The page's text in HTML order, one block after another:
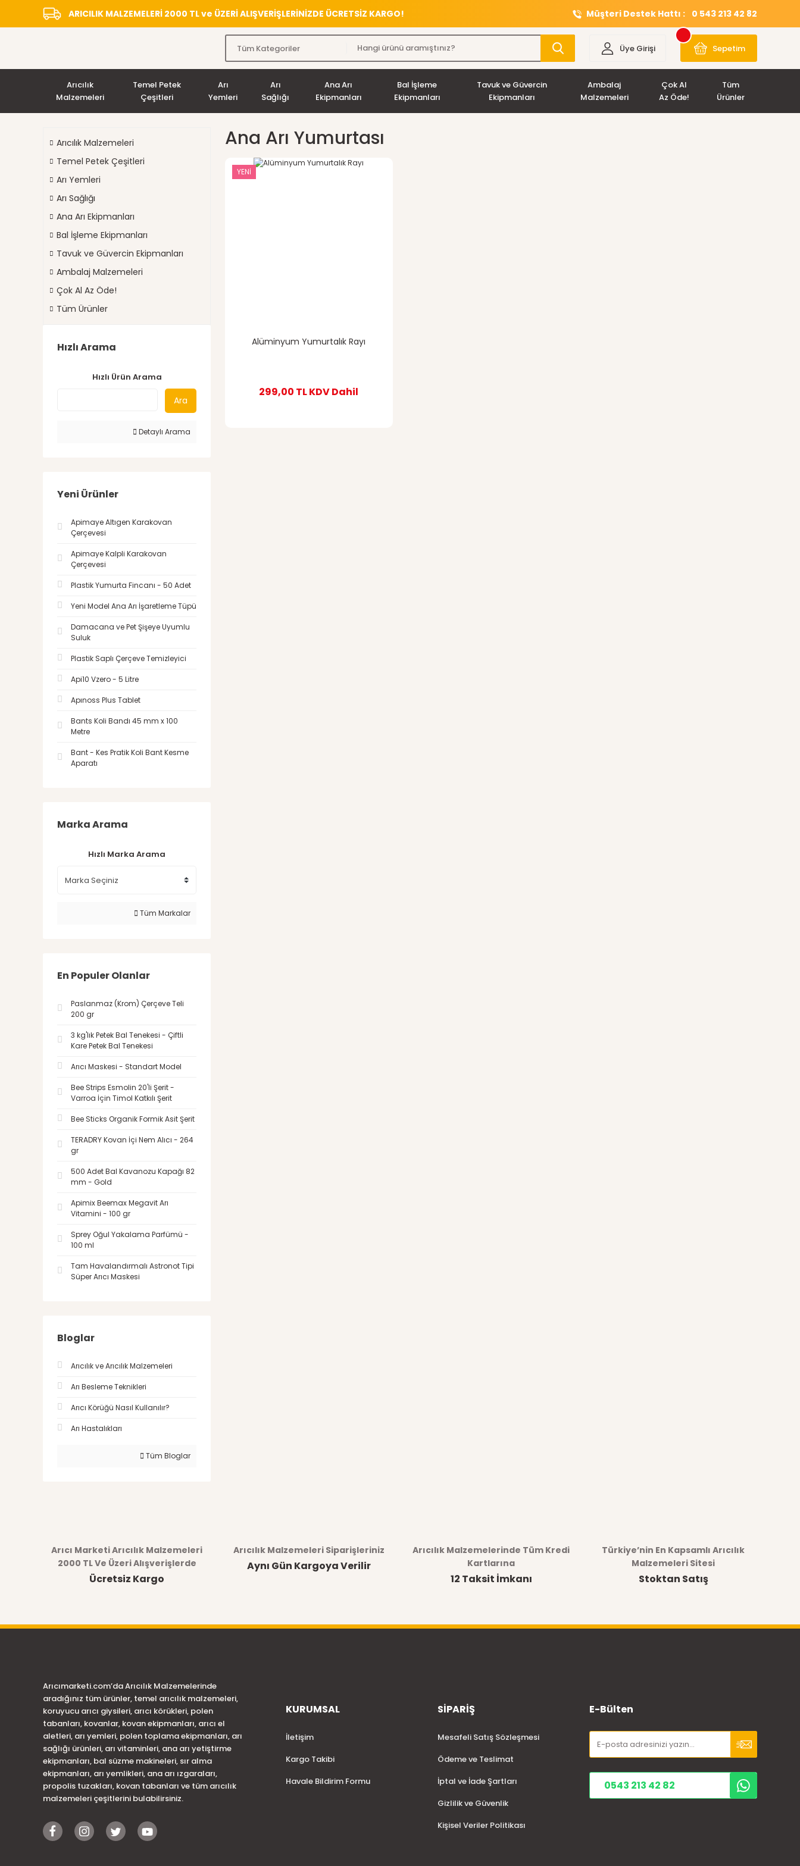
ARICILIK MALZEMELERİ 2000 TL ve ÜZERİ ALIŞVERİŞLERİNİZDE ÜCRETSİZ KARGO! Müşteri Destek Hattı : 0 543 213 42 82
Üye Girişi Sepetim
Arıcılık
Malzemeleri
Temel Petek
Çeşitleri
Arı
Yemleri
Arı
Sağlığı
Ana Arı
Ekipmanları
Bal İşleme
Ekipmanları
Tavuk ve Güvercin
Ekipmanları
Ambalaj
Malzemeleri
Çok Al
Az Öde!
Tüm
Ürünler
Arıcılık Malzemeleri
Temel Petek Çeşitleri
Arı Yemleri
Arı Sağlığı
Ana Arı Ekipmanları
Bal İşleme Ekipmanları
Tavuk ve Güvercin Ekipmanları
Ambalaj Malzemeleri
Çok Al Az Öde!
Tüm Ürünler
Hızlı Arama
Hızlı Ürün Arama
Ara
Detaylı Arama
Yeni Ürünler
Apimaye Altıgen Karakovan
Çerçevesi
Apimaye Kalpli Karakovan
Çerçevesi
Plastik Yumurta Fincanı - 50 Adet
Yeni Model Ana Arı İşaretleme Tüpü
Damacana ve Pet Şişeye Uyumlu
Suluk
Plastik Saplı Çerçeve Temizleyici
Api10 Vzero - 5 Litre
Apınoss Plus Tablet
Bants Koli Bandı 45 mm x 100
Metre
Bant - Kes Pratik Koli Bant Kesme
Aparatı
Marka Arama
Hızlı Marka Arama
Tüm Markalar
En Populer Olanlar
Paslanmaz (Krom) Çerçeve Teli
200 gr
3 kg'lık Petek Bal Tenekesi - Çiftli
Kare Petek Bal Tenekesi
Arıcı Maskesi - Standart Model
Bee Strips Esmolin 20'li Şerit -
Varroa İçin Timol Katkılı Şerit
Bee Sticks Organik Formik Asit Şerit
TERADRY Kovan İçi Nem Alıcı - 264
gr
500 Adet Bal Kavanozu Kapağı 82
mm - Gold
Apimix Beemax Megavit Arı
Vitamini - 100 gr
Sprey Oğul Yakalama Parfümü -
100 ml
Tam Havalandırmalı Astronot Tipi
Süper Arıcı Maskesi
Bloglar
Arıcılık ve Arıcılık Malzemeleri
Arı Besleme Teknikleri
Arıcı Körüğü Nasıl Kullanılır?
Arı Hastalıkları
Tüm Bloglar
Ana Arı Yumurtası
YENİ
Alüminyum Yumurtalık Rayı
299,00 TLKDV Dahil
Arıcı Marketi Arıcılık Malzemeleri
2000 TL Ve Üzeri Alışverişlerde
Ücretsiz Kargo
Arıcılık Malzemeleri Siparişleriniz
Aynı Gün Kargoya Verilir
Arıcılık Malzemelerinde Tüm Kredi
Kartlarına
12 Taksit İmkanı
Türkiye’nin En Kapsamlı Arıcılık
Malzemeleri Sitesi
Stoktan Satış
Arıcımarketi.com’da Arıcılık Malzemelerinde
aradığınız tüm ürünler, temel arıcılık malzemeleri,
koruyucu arıcı giysileri, arıcı körükleri, polen
tabanları, kovanlar, kovan ekipmanları, arıcı el
aletleri, arı yemleri, polen toplama ekipmanları, arı
sağlığı ürünleri, arı vitaminleri, ana arı yetiştirme
ekipmanları, bal süzme makineleri, sır alma
ekipmanları, arı yemlikleri, ana arı ızgaraları,
propolis tuzakları, kovan tabanları ve tüm arıcılık
malzemeleri çeşitlerini bulabilirsiniz.
KURUMSAL
İletişim
Kargo Takibi
Havale Bildirim Formu
SİPARİŞ
Mesafeli Satış Sözleşmesi
Ödeme ve Teslimat
İptal ve İade Şartları
Gizlilik ve Güvenlik
Kişisel Veriler Politikası
E-Bülten
0543 213 42 82